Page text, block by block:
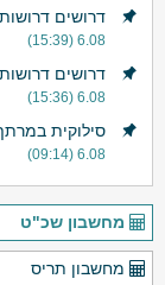
דרושים
6.08 (15:39)
דרושים
6.08 (15:36)
סילוקית
6.08 (09:14)
מחשבון שכ"ט
מחשבון תריס